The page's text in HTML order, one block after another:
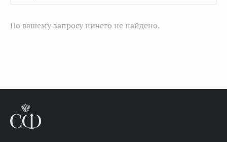
По вашему запросу ничего не найдено.